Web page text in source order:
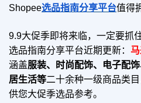
Shopee选品指南分享平台值得
9.9大促季即将来临，一定要抓
选品指南分享平台近期更新：
涵盖服装、时尚配饰、电子配
居生活等二十余种一级商品类
供您大促季选品参考。